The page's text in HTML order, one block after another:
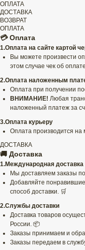
ОПЛАТА
ДОСТАВКА
ВОЗВРАТ
ОПЛАТА
💳 Оплата
1.Оплата на сайте картой
Вы можете произвести
этом случае чек об
2.Оплата наложенным
Оплата при получении
ВНИМАНИЕ! Любая
наложенный платеж за
3.Оплата курьеру
Оплата производится на
ДОСТАВКА
🚚 Доставка
1.Международная доставка
Мы доставляем заказы
Добавляйте
способ доставки. 🛒
2.Службы доставки
Доставка товаров
России. 📦
Заказы принимаем и
Заказы передаем в